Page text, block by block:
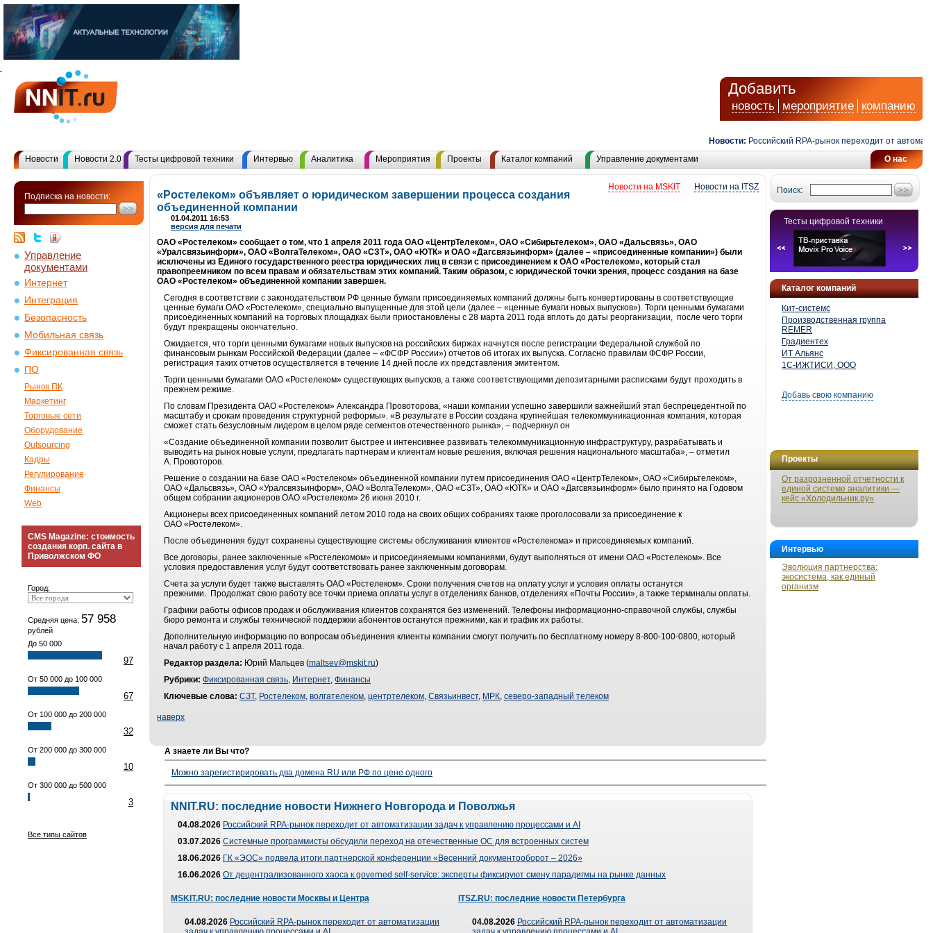
Добавить
новость мероприятие компанию
Новости: Российский RPA-рынок переходит от
О нас
Новости Новости 2.0 Тесты цифровой техники Интервью Аналитика Мероприятия Проекты Каталог компаний Управление документами
Подписка на новости:
Управление
документами
Интернет
Интеграция
Безопасность
Мобильная связь
Фиксированная связь
ПО
Рынок ПК
Маркетинг
Торговые сети
Оборудование
Outsourcing
Кадры
Регулирование
Финансы
Web
CMS Magazine: стоимость
создания корп. сайта в
Приволжском ФО
Город:
Средняя цена: 57 958
рублей
До 50 000
97
От 50 000 до 100 000
67
От 100 000 до 200 000
32
От 200 000 до 300 000
10
От 300 000 до 500 000
3
Все типы сайтов
Поиск:
Тесты цифровой техники
Каталог компаний
Кит-системс
Производственная группа
REMER
Градиентех
ИТ Альянс
1С-ИЖТИСИ, ООО
Добавь свою компанию
Проекты
От разрозненной отчетности к
единой системе аналитики —
кейс «Холодильник.ру»
Интервью
Эволюция партнерства:
экосистема, как единый
организм
Новости на ITSZ
Новости на MSKIT
«Ростелеком» объявляет о юридическом завершении процесса создания
объединенной компании
01.04.2011 16:53
версия для печати
ОАО «Ростелеком» сообщает о том, что 1 апреля 2011 года ОАО «ЦентрТелеком», ОАО «Сибирьтелеком», ОАО «Дальсвязь», ОАО
«Уралсвязьинформ», ОАО «ВолгаТелеком», ОАО «СЗТ», ОАО «ЮТК» и ОАО «Дагсвязьинформ» (далее – «присоединенные компании») были
исключены из Единого государственного реестра юридических лиц в связи с присоединением к ОАО «Ростелеком», который стал
правопреемником по всем правам и обязательствам этих компаний. Таким образом, с юридической точки зрения, процесс создания на базе
ОАО «Ростелеком» объединенной компании завершен.
Сегодня в соответствии с законодательством РФ ценные бумаги присоединяемых компаний должны быть конвертированы в соответствующие
ценные бумаги ОАО «Ростелеком», специально выпущенные для этой цели (далее – «ценные бумаги новых выпусков»). Торги ценными бумагами
присоединенных компаний на торговых площадках были приостановлены с 28 марта 2011 года вплоть до даты реорганизации, после чего торги
будут прекращены окончательно.
Ожидается, что торги ценными бумагами новых выпусков на российских биржах начнутся после регистрации Федеральной службой по
финансовым рынкам Российской Федерации (далее – «ФСФР России») отчетов об итогах их выпуска. Согласно правилам ФСФР России,
регистрация таких отчетов осуществляется в течение 14 дней после их представления эмитентом.
Торги ценными бумагами ОАО «Ростелеком» существующих выпусков, а также соответствующими депозитарными расписками будут проходить в
прежнем режиме.
По словам Президента ОАО «Ростелеком» Александра Провоторова, «наши компании успешно завершили важнейший этап беспрецедентной по
масштабу и срокам проведения структурной реформы». «В результате в России создана крупнейшая телекоммуникационная компания, которая
сможет стать безусловным лидером в целом ряде сегментов отечественного рынка», – подчеркнул он
«Создание объединенной компании позволит быстрее и интенсивнее развивать телекоммуникационную инфраструктуру, разрабатывать и
выводить на рынок новые услуги, предлагать партнерам и клиентам новые решения, включая решения национального масштаба», – отметил
А. Провоторов.
Решение о создании на базе ОАО «Ростелеком» объединенной компании путем присоединения ОАО «ЦентрТелеком», ОАО «Сибирьтелеком»,
ОАО «Дальсвязь», ОАО «Уралсвязьинформ», ОАО «ВолгаТелеком», ОАО «СЗТ», ОАО «ЮТК» и ОАО «Дагсвязьинформ» было принято на Годовом
общем собрании акционеров ОАО «Ростелеком» 26 июня 2010 г.
Акционеры всех присоединенных компаний летом 2010 года на своих общих собраниях также проголосовали за присоединение к
ОАО «Ростелеком».
После объединения будут сохранены существующие системы обслуживания клиентов «Ростелекома» и присоединяемых компаний.
Все договоры, ранее заключенные «Ростелекомом» и присоединяемыми компаниями, будут выполняться от имени ОАО «Ростелеком». Все
условия предоставления услуг будут соответствовать ранее заключенным договорам.
Счета за услуги будет также выставлять ОАО «Ростелеком». Сроки получения счетов на оплату услуг и условия оплаты останутся
прежними. Продолжат свою работу все точки приема оплаты услуг в отделениях банков, отделениях «Почты России», а также терминалы оплаты.
Графики работы офисов продаж и обслуживания клиентов сохранятся без изменений. Телефоны информационно-справочной службы, службы
бюро ремонта и службы технической поддержки абонентов останутся прежними, как и график их работы.
Дополнительную информацию по вопросам объединения клиенты компании смогут получить по бесплатному номеру 8-800-100-0800, который
начал работу с 1 апреля 2011 года.
Редактор раздела: Юрий Мальцев (maltsev@mskit.ru)
Рубрики: Фиксированная связь, Интернет, Финансы
Ключевые слова: СЗТ, Ростелеком, волгателеком, центртелеком, Связьинвест, МРК, северо-западный телеком
наверх
А знаете ли Вы что?
Можно зарегистирировать два домена RU или РФ по цене одного
NNIT.RU: последние новости Нижнего Новгорода и Поволжья
04.08.2026 Российский RPA-рынок переходит от автоматизации задач к управлению процессами и AI
03.07.2026 Системные программисты обсудили переход на отечественные ОС для встроенных систем
18.06.2026 ГК «ЭОС» подвела итоги партнерской конференции «Весенний документооборот – 2026»
16.06.2026 От децентрализованного хаоса к governed self-service: эксперты фиксируют смену парадигмы на рынке данных
MSKIT.RU: последние новости Москвы и Центра
04.08.2026 Российский RPA-рынок переходит от автоматизации
ITSZ.RU: последние новости Петербурга
04.08.2026 Российский RPA-рынок переходит от автоматизации